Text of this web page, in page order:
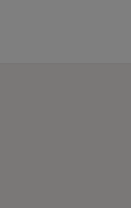
účet byl odstraněn